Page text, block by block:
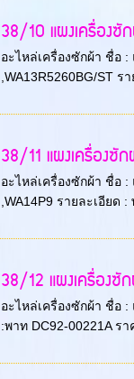
38/10 แผงเครื่องซั
อะไหล่เครื่องซักผ้า ชื่อ :
,WA13R5260BG/ST ร
38/11 แผงเครื่องซั
อะไหล่เครื่องซักผ้า ชื่อ :
,WA14P9 รายละเอียด :
38/12 แผงเครื่องซั
อะไหล่เครื่องซักผ้า ชื่อ :
:พาท DC92-00221A ราค